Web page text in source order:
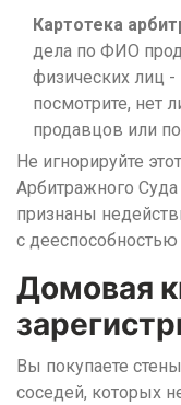
Картотека
дела по ФИО
физических лиц -
посмотрите, нет
продавцов или
Не игнорируйте
Арбитражного
признаны
с дееспособностью
Домовая
Вы покупаете
соседей, которых